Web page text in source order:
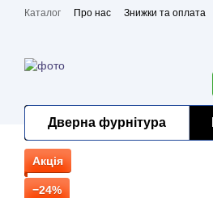
Перейти до основного контенту
Каталог Про нас Знижки та оплата
Дверна фурнітура
Акція
−24%